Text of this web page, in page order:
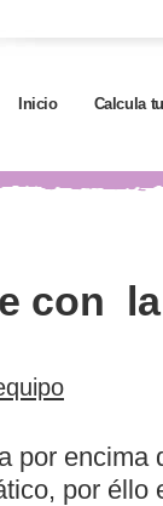
Inicio Calcula
con
por encima
por éllo